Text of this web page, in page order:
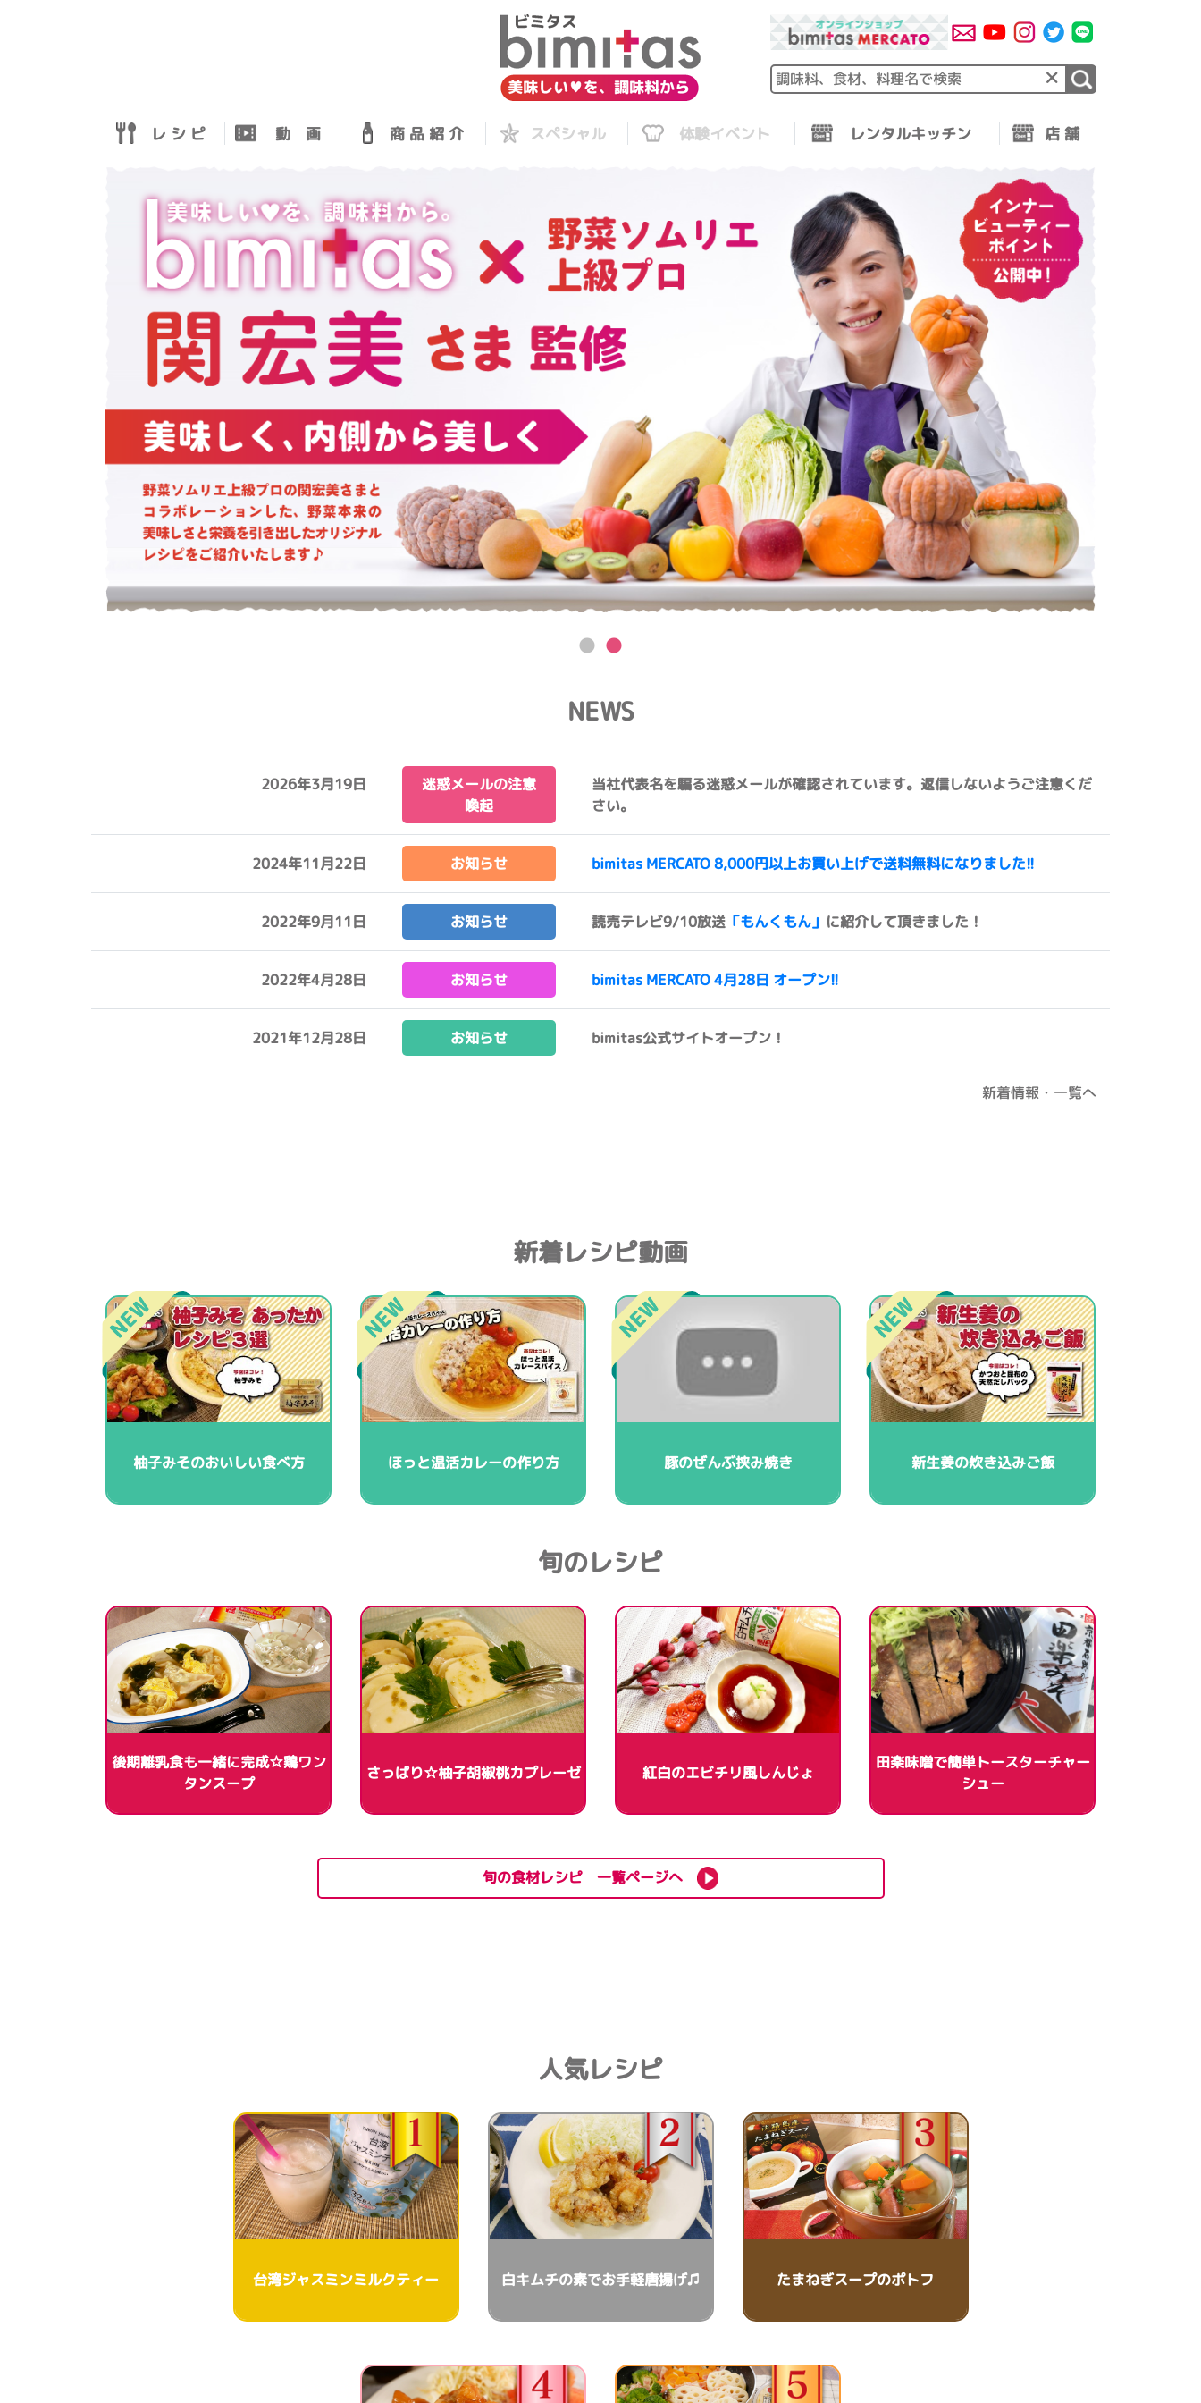
×
レ シ ピ 動 画 商 品 紹 介 スペシャル 体験イベント レンタルキッチン 店 舗
NEWS
2026年3月19日
迷惑メールの注意
喚起
当社代表名を騙る迷惑メールが確認されています。返信しないようご注意くだ
さい。
2024年11月22日 お知らせ bimitas MERCATO 8,000円以上お買い上げで送料無料になりました!!
2022年9月11日 お知らせ 読売テレビ9/10放送 「もんくもん」 に紹介して頂きました！
2022年4月28日 お知らせ bimitas MERCATO 4月28日 オープン!!
2021年12月28日 お知らせ bimitas公式サイトオープン！
新着情報・一覧へ
新着レシピ動画
柚子みそのおいしい食べ方 ほっと温活カレーの作り方 豚のぜんぶ挟み焼き 新生姜の炊き込みご飯
旬のレシピ
後期離乳食も一緒に完成☆鶏ワン
タンスープ
さっぱり☆柚子胡椒桃カプレーゼ 紅白のエビチリ風しんじょ
田楽味噌で簡単トースターチャー
シュー
旬の食材レシピ 一覧ページへ
人気レシピ
台湾ジャスミンミルクティー 白キムチの素でお手軽唐揚げ♫ たまねぎスープのポトフ